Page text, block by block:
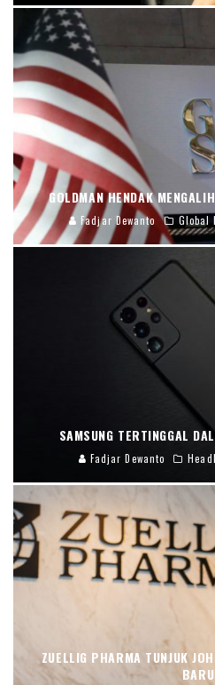
GOLDMAN HENDAK
Fadjar Dewanto Global
SAMSUNG TERTINGGAL
Fadjar Dewanto
ZUELLIG PHARMA TUNJUK
BARU